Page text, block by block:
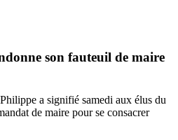
son fauteuil de maire
a signifié samedi aux élus du
de maire pour se consacrer